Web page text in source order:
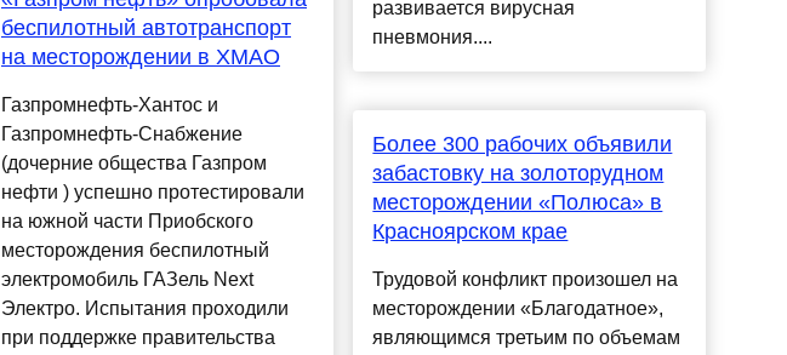
беспилотный автотранспорт
на месторождении в ХМАО
Газпромнефть-Хантос и
Газпромнефть-Снабжение
(дочерние общества Газпром
нефти ) успешно протестировали
на южной части Приобского
месторождения беспилотный
электромобиль ГАЗель Next
Электро. Испытания проходили
при поддержке правительства
развивается вирусная
пневмония....
Более 300 рабочих объявили
забастовку на золоторудном
месторождении «Полюса» в
Красноярском крае
Трудовой конфликт произошел на
месторождении «Благодатное»,
являющимся третьим по объемам